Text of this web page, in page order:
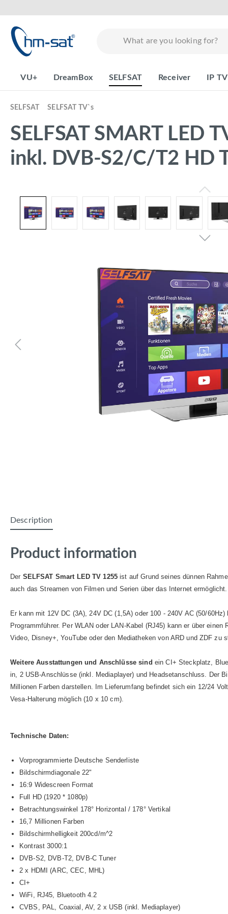
VU+ DreamBox SELFSAT Receiver IP TV
SELFSAT SELFSAT TV`s
SELFSAT SMART LED
inkl. DVB-S2/C/T2 HD
Description
Product information
Der SELFSAT Smart LED TV 1255 ist auf Grund seines dünnen
auch das Streamen von Filmen und Serien über das Internet ermöglicht.
Er kann mit 12V DC (3A), 24V DC (1,5A) oder 100 - 240V AC (50/
Programmführer. Per WLAN oder LAN-Kabel (RJ45) kann er über
Video, Disney+, YouTube oder den Mediatheken von ARD und ZDF zu
Weitere Ausstattungen und Anschlüsse sind ein CI+ Steckplatz,
in, 2 USB-Anschlüsse (inkl. Mediaplayer) und Headsetanschluss. Der
Millionen Farben darstellen. Im Lieferumfang befindet sich ein 12/24
Vesa-Halterung möglich (10 x 10 cm).
Technische Daten:
Vorprogrammierte Deutsche Senderliste
Bildschirmdiagonale 22"
16:9 Widescreen Format
Full HD (1920 * 1080p)
Betrachtungswinkel 178° Horizontal / 178° Vertikal
16,7 Millionen Farben
Bildschirmhelligkeit 200cd/m^2
Kontrast 3000:1
DVB-S2, DVB-T2, DVB-C Tuner
2 x HDMI (ARC, CEC, MHL)
CI+
WiFi, RJ45, Bluetooth 4.2
CVBS, PAL, Coaxial, AV, 2 x USB (inkl. Mediaplayer)